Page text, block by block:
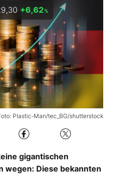
Plastic-Man/tec_BG/shutterstock
+6,62%
gigantischen
wegen: Diese bekannten